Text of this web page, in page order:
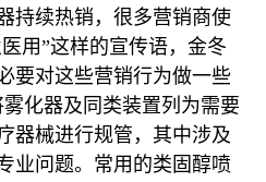
持续热销，很多营销商使
用”这样的宣传语，金冬
要对这些营销行为做一些
化器及同类装置列为需要
器械进行规管，其中涉及
业问题。常用的类固醇喷